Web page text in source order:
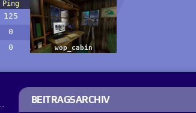
BEITRAGSARCHIV